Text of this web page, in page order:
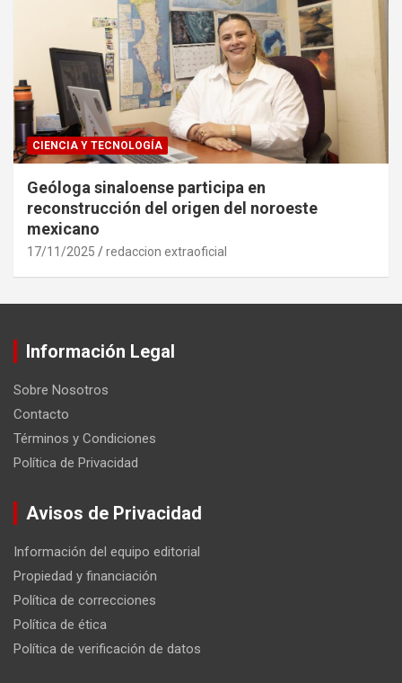
CIENCIA Y TECNOLOGÍA
Geóloga sinaloense participa en
reconstrucción del origen del noroeste
mexicano
17/11/2025 redaccion extraoficial
Información Legal
Sobre Nosotros
Contacto
Términos y Condiciones
Política de Privacidad
Avisos de Privacidad
Información del equipo editorial
Propiedad y financiación
Política de correcciones
Política de ética
Política de verificación de datos